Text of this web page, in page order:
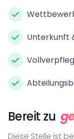
Unterkunft
Bereit zu
Diese Stelle ist